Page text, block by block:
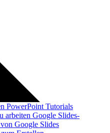
PowerPoint Tutorials
arbeiten Google Slides-
Google Slides